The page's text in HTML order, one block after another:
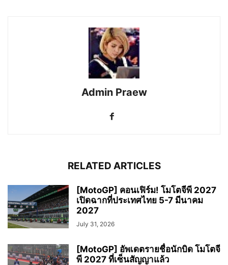
Admin Praew
RELATED ARTICLES
[MotoGP] คอนเฟิร์ม! โมโตจีพี 2027
เปิดฉากที่ประเทศไทย 5-7 มีนาคม
2027
July 31, 2026
[MotoGP] อัพเดตรายชื่อนักบิด โมโตจี
พี 2027 ที่เซ็นสัญญาแล้ว